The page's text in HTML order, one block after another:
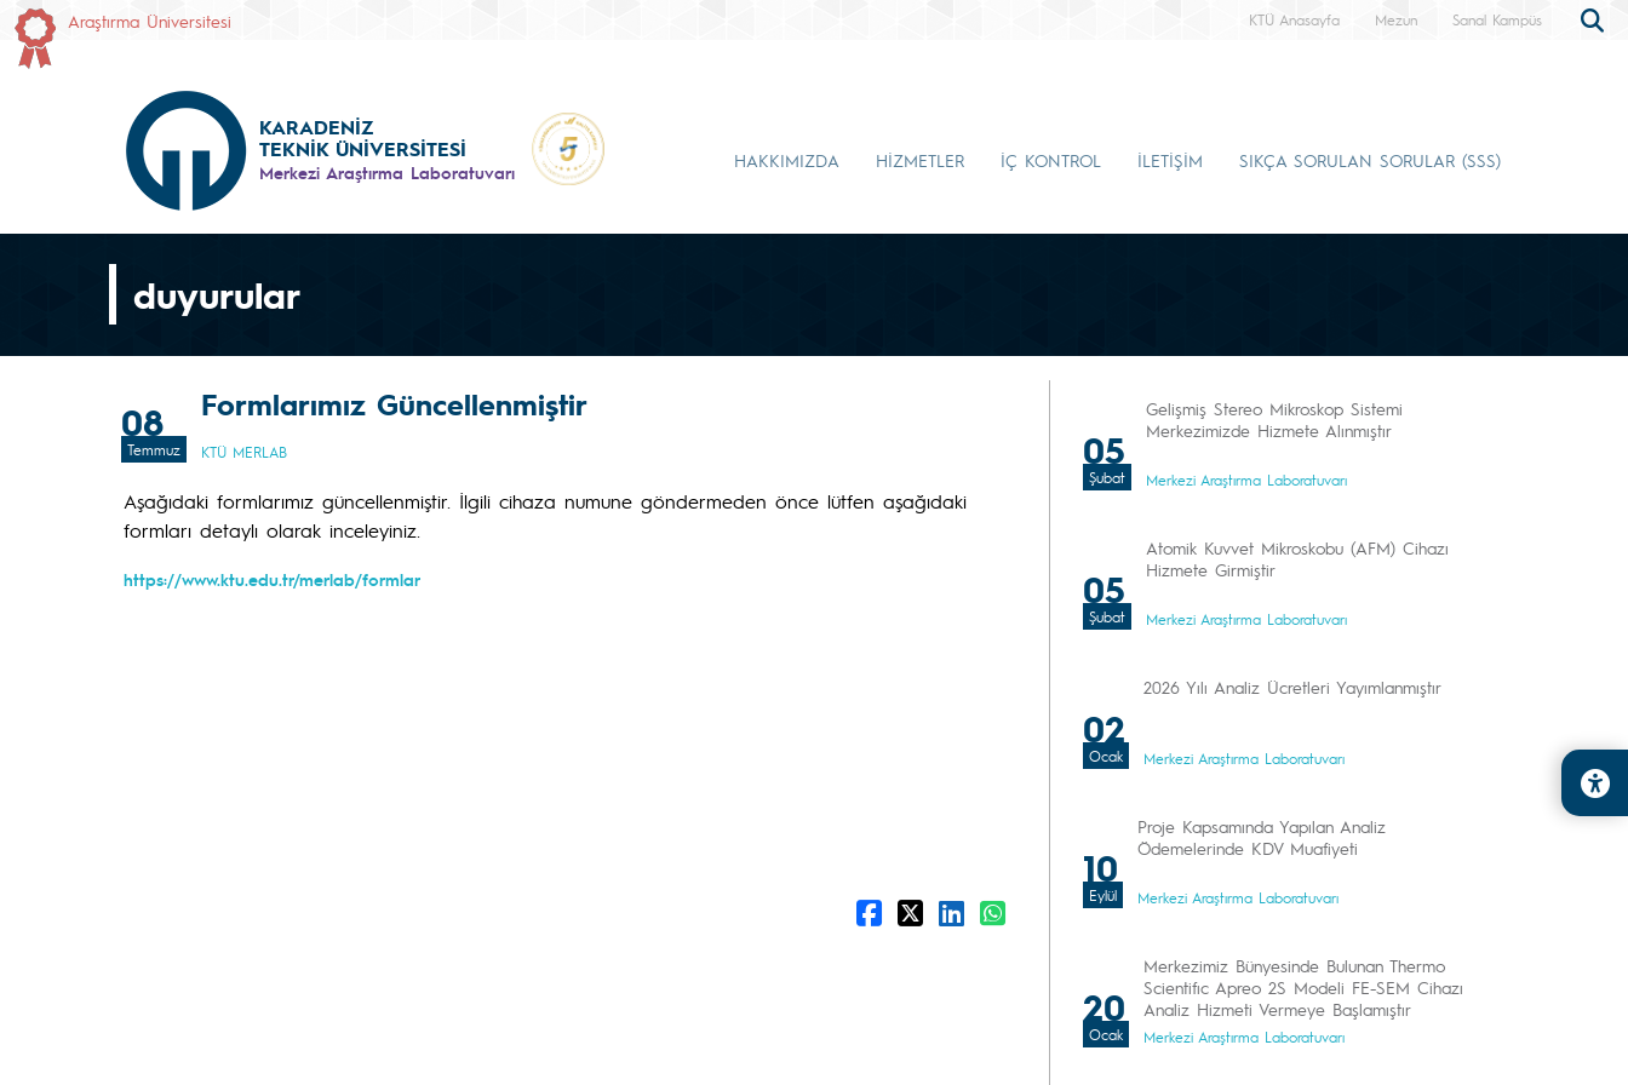
Araştırma Üniversitesi KTÜ Anasayfa Mezun Sanal Kampüs
KARADENİZ
TEKNİK ÜNİVERSİTESİ
Merkezi Araştırma Laboratuvarı
HAKKIMIZDA HİZMETLER İÇ KONTROL İLETİŞİM SIKÇA SORULAN SORULAR (SSS)
duyurular
08
Temmuz
Formlarımız Güncellenmiştir
KTÜ MERLAB
Aşağıdaki formlarımız güncellenmiştir. İlgili cihaza numune göndermeden önce lütfen aşağıdaki
formları detaylı olarak inceleyiniz.
https://www.ktu.edu.tr/merlab/formlar
05
Şubat
Gelişmiş Stereo Mikroskop Sistemi
Merkezimizde Hizmete Alınmıştır
Merkezi Araştırma Laboratuvarı
05
Şubat
Atomik Kuvvet Mikroskobu (AFM) Cihazı
Hizmete Girmiştir
Merkezi Araştırma Laboratuvarı
02
Ocak
2026 Yılı Analiz Ücretleri Yayımlanmıştır
Merkezi Araştırma Laboratuvarı
10
Eylül
Proje Kapsamında Yapılan Analiz
Ödemelerinde KDV Muafiyeti
Merkezi Araştırma Laboratuvarı
20
Ocak
Merkezimiz Bünyesinde Bulunan Thermo
Scientifıc Apreo 2S Modeli FE-SEM Cihazı
Analiz Hizmeti Vermeye Başlamıştır
Merkezi Araştırma Laboratuvarı